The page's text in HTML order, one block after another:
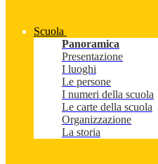
Scuola
Panoramica
Presentazione
I luoghi
Le persone
I numeri della scuola
Le carte della scuola
Organizzazione
La storia